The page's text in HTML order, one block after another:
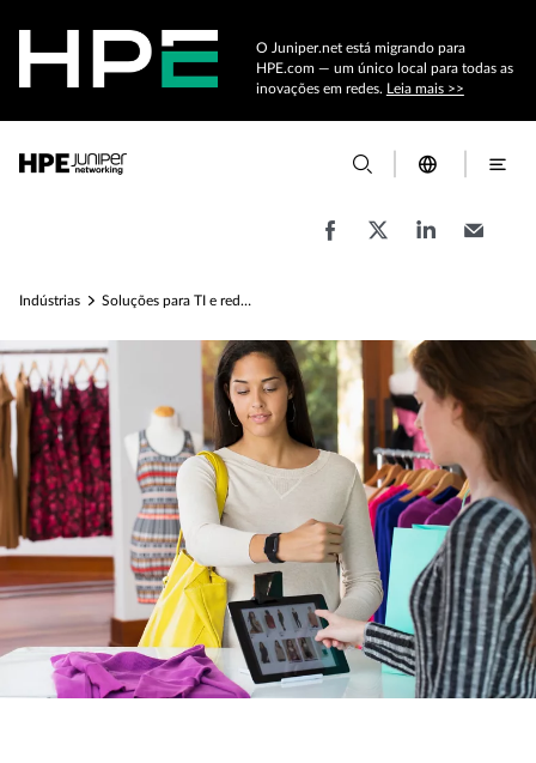
O Juniper.net está migrando para
HPE.com — um único local para todas as
inovações em redes. Leia mais >>
Indústrias Soluções para TI e redes de varejo